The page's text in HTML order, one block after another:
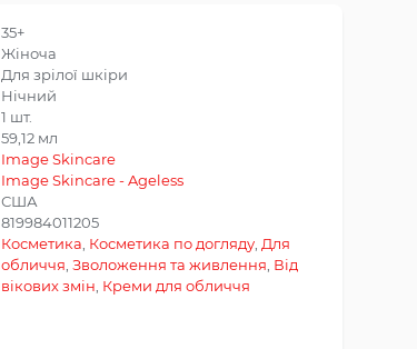
35+
Жіноча
Для зрілої шкіри
Нічний
1 шт.
59,12 мл
Image Skincare
Image Skincare - Ageless
США
819984011205
Косметика Косметика по догляду Для
обличчя Зволоження та живлення Від
вікових змін Креми для обличчя